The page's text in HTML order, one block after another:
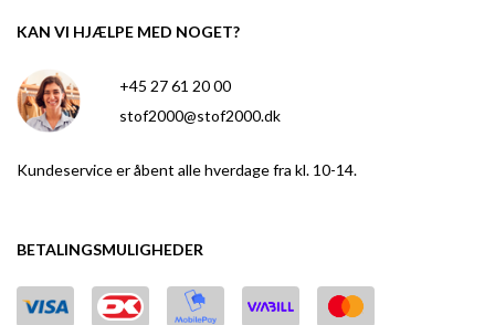
KAN VI HJÆLPE MED NOGET?
+45 27 61 20 00
stof2000@stof2000.dk
Kundeservice er åbent alle hverdage fra kl. 10-14.
BETALINGSMULIGHEDER